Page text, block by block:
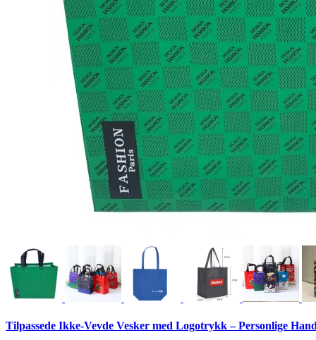
Tilpassede Ikke-Vevde Vesker med Logotrykk – Personlige